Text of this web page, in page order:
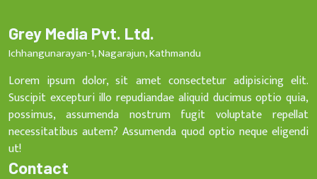
Grey Media Pvt. Ltd.
Ichhangunarayan-1, Nagarajun, Kathmandu
Lorem ipsum dolor, sit amet consectetur adipisicing elit.
Suscipit excepturi illo repudiandae aliquid ducimus optio quia,
possimus, assumenda nostrum fugit voluptate repellat
necessitatibus autem? Assumenda quod optio neque eligendi
ut!
Contact